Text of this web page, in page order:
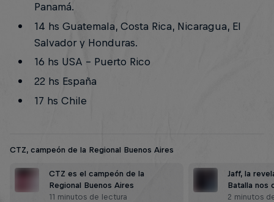
Panamá.
14 hs Guatemala, Costa Rica, Nicaragua, El
Salvador y Honduras.
16 hs USA - Puerto Rico
22 hs España
17 hs Chile
CTZ, campeón de la Regional Buenos Aires
CTZ es el campeón de la
Regional Buenos Aires
11 minutos de lectura
Jaff, la
Batalla nos
2 minutos